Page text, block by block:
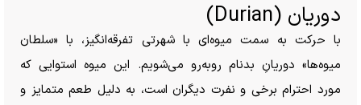
دوریان (Durian)
با حرکت به سمت میوه‌ای با شهرتی تفرقه‌انگیز، با «سلطان
میوه‌ها» دوریانِ بدنام روبه‌رو می‌شویم. این میوه استوایی که
مورد احترام برخی و نفرت دیگران است، به دلیل طعم متمایز و